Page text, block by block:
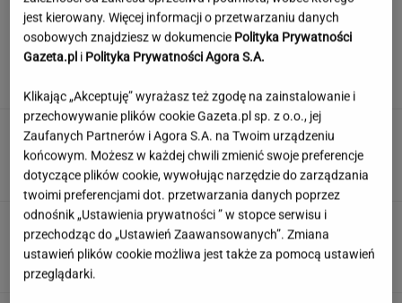
Tajemniczy most na granicy Rosji. Ukraina bije
na alarm
Dostałeś taki list z banku? Lepiej go nie
ignorować
Quiz. Gdzie leży Kapsztad, a gdzie Zurych? To
test dla wyjadaczy!
jest kierowany. Więcej informacji o przetwarzaniu danych
osobowych znajdziesz w dokumencie Polityka Prywatności
Gazeta.pl i Polityka Prywatności Agora S.A.
Klikając „Akceptuję” wyrażasz też zgodę na zainstalowanie i
przechowywanie plików cookie Gazeta.pl sp. z o.o., jej
Zaufanych Partnerów i Agora S.A. na Twoim urządzeniu
końcowym. Możesz w każdej chwili zmienić swoje preferencje
dotyczące plików cookie, wywołując narzędzie do zarządzania
twoimi preferencjami dot. przetwarzania danych poprzez
odnośnik „Ustawienia prywatności ” w stopce serwisu i
przechodząc do „Ustawień Zaawansowanych”. Zmiana
ustawień plików cookie możliwa jest także za pomocą ustawień
przeglądarki.